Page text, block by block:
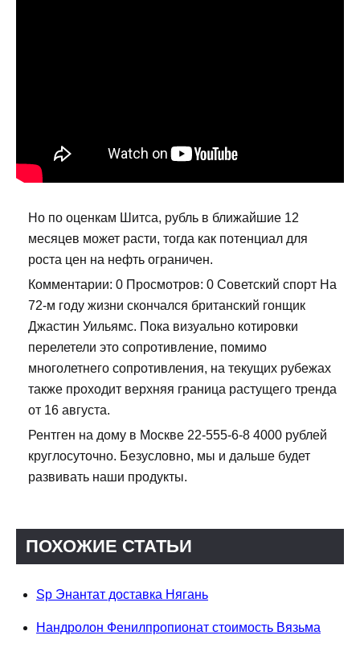
Но по оценкам Шитса, рубль в ближайшие 12
месяцев может расти, тогда как потенциал для
роста цен на нефть ограничен.
Комментарии: 0 Просмотров: 0 Советский спорт На
72-м году жизни скончался британский гонщик
Джастин Уильямс. Пока визуально котировки
перелетели это сопротивление, помимо
многолетнего сопротивления, на текущих рубежах
также проходит верхняя граница растущего тренда
от 16 августа.
Рентген на дому в Москве 22-555-6-8 4000 рублей
круглосуточно. Безусловно, мы и дальше будет
развивать наши продукты.
ПОХОЖИЕ СТАТЬИ
Sp Энантат доставка Нягань
Нандролон Фенилпропионат стоимость Вязьма